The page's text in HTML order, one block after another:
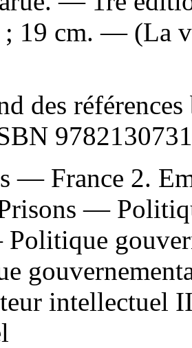
; 19 cm. — (La
des
— France 2.
—
intellectuel